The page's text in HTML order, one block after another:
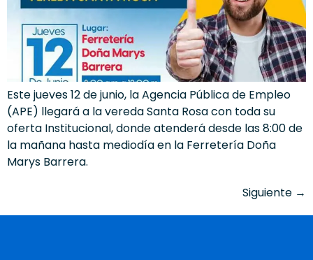
Este jueves 12 de junio, la Agencia Pública de Empleo
(APE) llegará a la vereda Santa Rosa con toda su
oferta Institucional, donde atenderá desde las 8:00 de
la mañana hasta mediodía en la Ferretería Doña
Marys Barrera.
Siguiente →